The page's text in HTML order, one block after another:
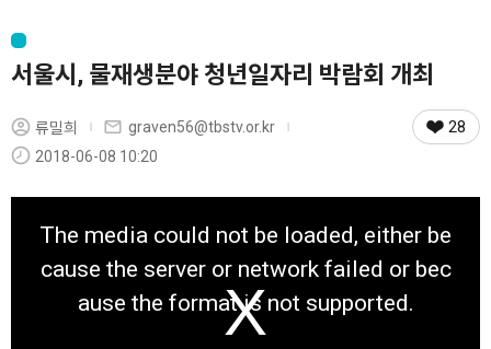
서울시, 물재생분야 청년일자리 박람회 개최
류밀희
graven56@tbstv.or.kr
2018-06-08 10:20
28
The media could not be loaded, either be
cause the server or network failed or bec
ause the format is not supported.